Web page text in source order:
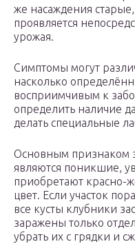
же насаждения
проявляется
урожая.
Симптомы могут
насколько
восприимчивым к
определить наличие
делать специальные
Основным признаком
являются поникшие,
приобретают красно-
цвет. Если участок
все кусты клубники
заражены только
убрать их с грядки и